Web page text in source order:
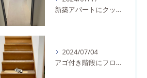
新築アパートにクッションフロアを施工しました。
2024/07/04
アゴ付き階段にフロアタイルとノンスリップを施工しました。